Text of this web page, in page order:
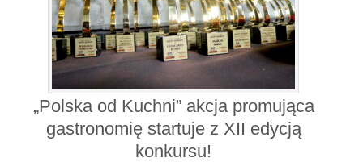
„Polska od Kuchni” akcja promująca
gastronomię startuje z XII edycją
konkursu!